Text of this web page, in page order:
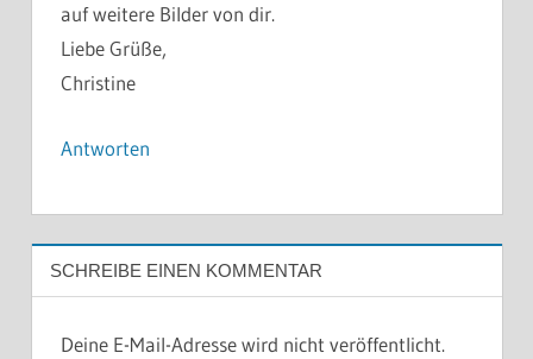
auf weitere Bilder von dir.
Liebe Grüße,
Christine
Antworten
SCHREIBE EINEN KOMMENTAR
Deine E-Mail-Adresse wird nicht veröffentlicht.